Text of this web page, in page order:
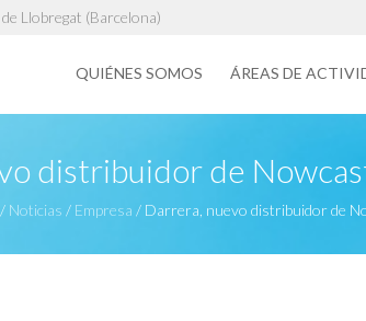
Llobregat (Barcelona)
QUIÉNES SOMOS ÁREAS DE
distribuidor de
Noticias / Empresa / Darrera, nuevo distribuidor de